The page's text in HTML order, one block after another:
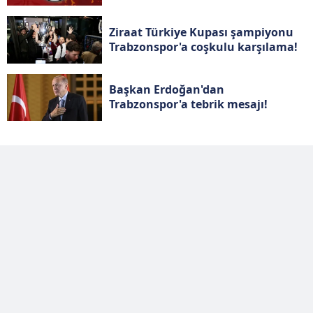
ilgili mevzuata uygun olarak kullanılan çerezlerle ilgili bilgi
almak için lütfen tıklayınız.
Ziraat Türkiye Kupası şampiyonu
Trabzonspor'a coşkulu karşılama!
Başkan Erdoğan'dan
Trabzonspor'a tebrik mesajı!